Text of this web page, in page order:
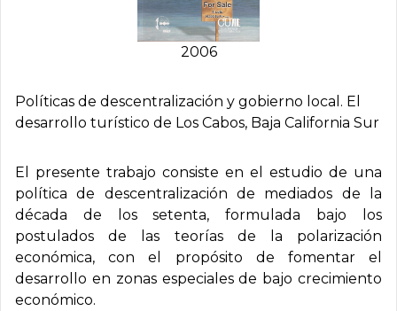
2006
Polí­ticas de descentralización y gobierno local. El
desarrollo turí­stico de Los Cabos, Baja California Sur
El presente trabajo consiste en el estudio de una
política de descentralización de mediados de la
década de los setenta, formulada bajo los
postulados de las teorías de la polarización
económica, con el propósito de fomentar el
desarrollo en zonas especiales de bajo crecimiento
económico.